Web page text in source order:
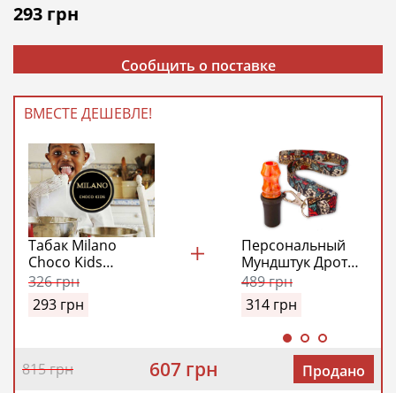
293 грн
Сообщить о поставке
ВМЕСТЕ ДЕШЕВЛЕ!
Табак Milano
Choco Kids
(Милано Шоко
Детки) 100 гр
326грн
293 грн
Персональный
Мундштук Дротик
Модель №1
(Drotick Personal
Model №1)
(Оранжевый)
489грн
314 грн
815 грн 607 грн
Продано